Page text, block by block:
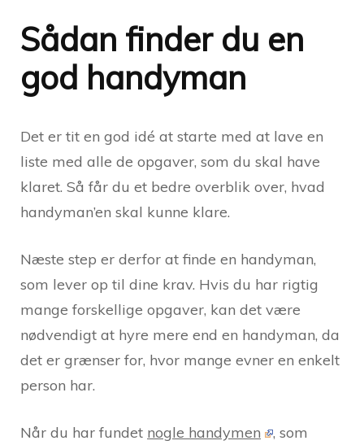
Sådan finder du en
god handyman
Det er tit en god idé at starte med at lave en
liste med alle de opgaver, som du skal have
klaret. Så får du et bedre overblik over, hvad
handyman’en skal kunne klare.
Næste step er derfor at finde en handyman,
som lever op til dine krav. Hvis du har rigtig
mange forskellige opgaver, kan det være
nødvendigt at hyre mere end en handyman, da
det er grænser for, hvor mange evner en enkelt
person har.
Når du har fundet nogle handymen , som